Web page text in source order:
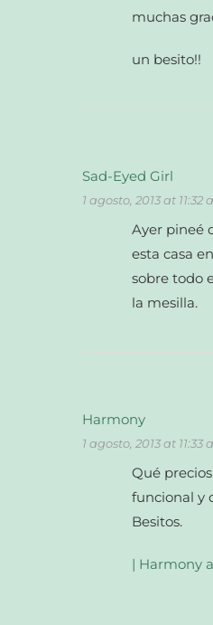
muchas
un besito!!
Sad-Eyed Girl
1 agosto, 2013 at 11:32
Ayer pineé
esta casa
sobre todo
la mesilla.
Harmony
1 agosto, 2013 at 11:33
Qué
funcional y
Besitos.
| Harmony